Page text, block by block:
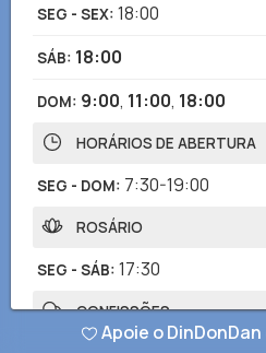
SEG - SEX: 18:00
SÁB: 18:00
DOM: 9:00, 11:00, 18:00
HORÁRIOS DE ABERTURA
SEG - DOM: 7:30-19:00
ROSÁRIO
SEG - SÁB: 17:30
CONFISSÕES
Apoie o